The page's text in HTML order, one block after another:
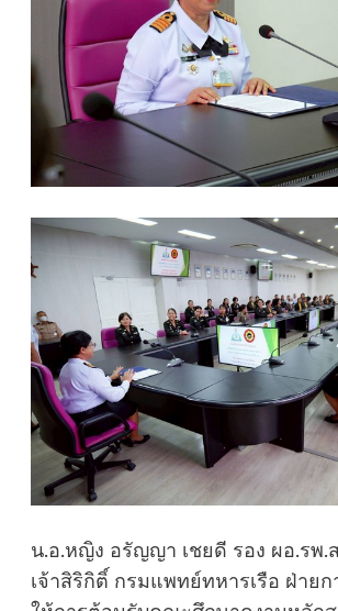
น.อ.หญิง อรัญญา เชยดี รอง ผอ.รพ.
เจ้าสิริกิติ์ กรมแพทย์ทหารเรือ ฝ่ายก